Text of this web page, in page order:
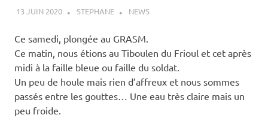
13 JUIN 2020 STEPHANE NEWS
Ce samedi, plongée au GRASM.
Ce matin, nous étions au Tiboulen du Frioul et cet après
midi à la faille bleue ou faille du soldat.
Un peu de houle mais rien d’affreux et nous sommes
passés entre les gouttes… Une eau très claire mais un
peu froide.